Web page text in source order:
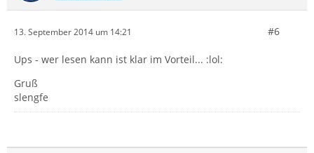
13. September 2014 um 14:21 #6
Ups - wer lesen kann ist klar im Vorteil... :lol:
Gruß
slengfe